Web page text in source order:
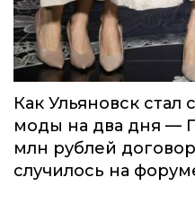
Как Ульяновск
моды на два дня —
млн рублей
случилось на